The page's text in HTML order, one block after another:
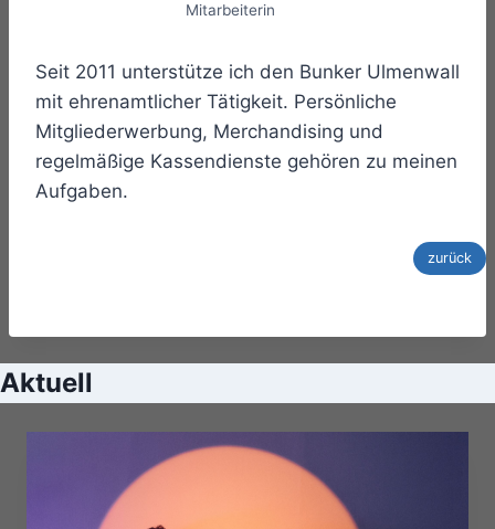
Mitarbeiterin
Seit 2011 unterstütze ich den Bunker Ulmenwall
mit ehrenamtlicher Tätigkeit. Persönliche
Mitgliederwerbung, Merchandising und
regelmäßige Kassendienste gehören zu meinen
Aufgaben.
zurück
Aktuell